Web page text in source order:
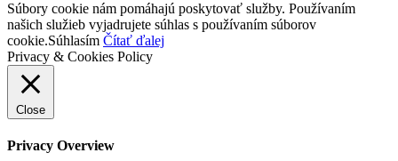
Súbory cookie nám pomáhajú poskytovať služby. Používaním
našich služieb vyjadrujete súhlas s používaním súborov
cookie.Súhlasím Čítať ďalej
Privacy & Cookies Policy
Close
Privacy Overview